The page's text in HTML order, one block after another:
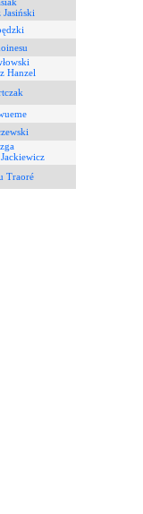
Hanzel
Traoré